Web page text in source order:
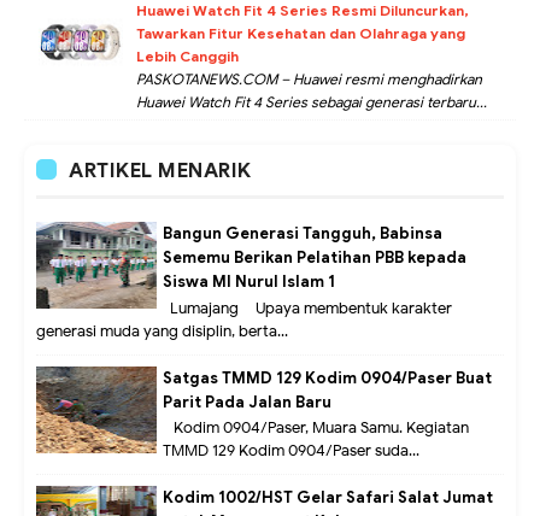
Huawei Watch Fit 4 Series Resmi Diluncurkan,
Tawarkan Fitur Kesehatan dan Olahraga yang
Lebih Canggih
PASKOTANEWS.COM – Huawei resmi menghadirkan
Huawei Watch Fit 4 Series sebagai generasi terbaru...
ARTIKEL MENARIK
Bangun Generasi Tangguh, Babinsa
Sememu Berikan Pelatihan PBB kepada
Siswa MI Nurul Islam 1
Lumajang – Upaya membentuk karakter
generasi muda yang disiplin, berta...
Satgas TMMD 129 Kodim 0904/Paser Buat
Parit Pada Jalan Baru
Kodim 0904/Paser, Muara Samu. Kegiatan
TMMD 129 Kodim 0904/Paser suda...
Kodim 1002/HST Gelar Safari Salat Jumat